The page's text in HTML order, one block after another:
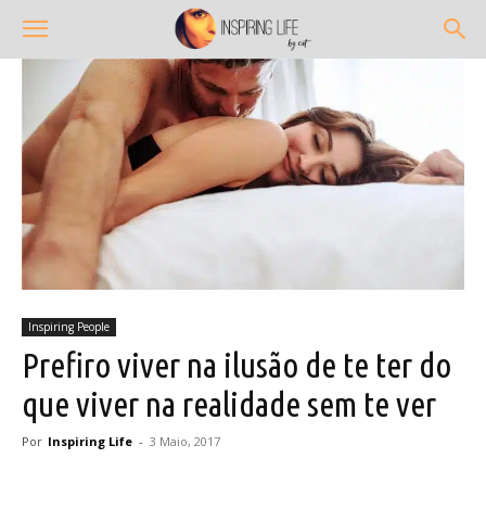
Inspiring People
Prefiro viver na ilusão de te ter do
que viver na realidade sem te ver
Por Inspiring Life - 3 Maio, 2017